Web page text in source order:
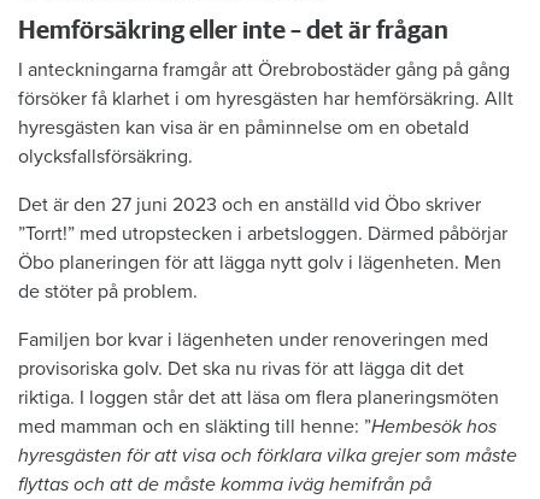
Hemförsäkring eller inte – det är frågan
I anteckningarna framgår att Örebrobostäder gång på gång
försöker få klarhet i om hyresgästen har hemförsäkring. Allt
hyresgästen kan visa är en påminnelse om en obetald
olycksfallsförsäkring.
Det är den 27 juni 2023 och en anställd vid Öbo skriver
”Torrt!” med utropstecken i arbetsloggen. Därmed påbörjar
Öbo planeringen för att lägga nytt golv i lägenheten. Men
de stöter på problem.
Familjen bor kvar i lägenheten under renoveringen med
provisoriska golv. Det ska nu rivas för att lägga dit det
riktiga. I loggen står det att läsa om flera planeringsmöten
med mamman och en släkting till henne: ”Hembesök hos
hyresgästen för att visa och förklara vilka grejer som måste
flyttas och att de måste komma iväg hemifrån på